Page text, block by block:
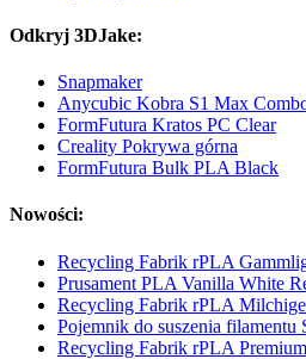
Odkryj 3DJake:
Snapmaker
Anycubic Kobra S1 Max
FormFutura Kratos PC Clear
Creality Pokrywa górna
FormFutura Bulk PLA Black
Nowości:
Recycling Fabrik rPLA
Prusament PLA Vanilla White
Recycling Fabrik rPLA
Pojemnik do suszenia filamentu
Recycling Fabrik rPLA